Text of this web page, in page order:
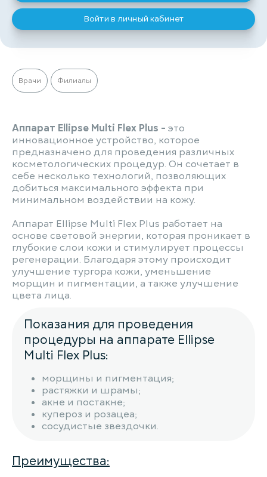
Войти в личный кабинет
Врачи Филиалы
Аппарат Ellipse Multi Flex Plus - это
инновационное устройство, которое
предназначено для проведения различных
косметологических процедур. Он сочетает в
себе несколько технологий, позволяющих
добиться максимального эффекта при
минимальном воздействии на кожу.
Аппарат Ellipse Multi Flex Plus работает на
основе световой энергии, которая проникает в
глубокие слои кожи и стимулирует процессы
регенерации. Благодаря этому происходит
улучшение тургора кожи, уменьшение
морщин и пигментации, а также улучшение
цвета лица.
Показания для проведения
процедуры на аппарате Ellipse
Multi Flex Plus:
морщины и пигментация;
растяжки и шрамы;
акне и постакне;
купероз и розацеа;
сосудистые звездочки.
Преимущества: